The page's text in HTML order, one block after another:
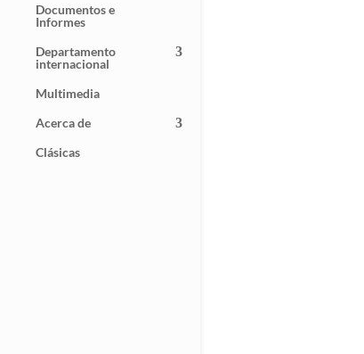
Documentos e
Informes
Departamento
internacional
Multimedia
Acerca de
Clásicas